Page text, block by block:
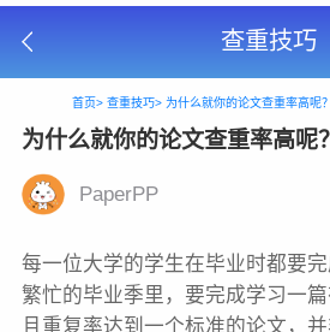
查重技巧
首页> 查重技巧> 为什么就你的论文查重率高呢？
为什么就你的论文查重率高呢？
PaperPP
每一位大学的学生在毕业时都要
繁忙的毕业季里，要完成学习一
且重复率达到一个标准的论文，